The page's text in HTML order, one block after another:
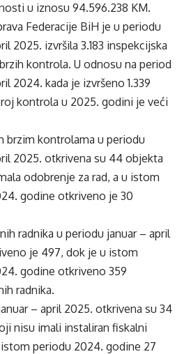
u iznosu 94.596.238 KM.
Federacije BiH je u periodu
2025. izvršila 3.183 inspekcijska
kontrola. U odnosu na period
2024. kada je izvršeno 1.339
kontrola u 2025. godini je veći
brzim kontrolama u periodu
2025. otkrivena su 44 objekta
odobrenje za rad, a u istom
godine otkriveno je 30
radnika u periodu januar – april
je 497, dok je u istom
godine otkriveno 359
radnika.
– april 2025. otkrivena su 34
nisu imali instaliran fiskalni
istom periodu 2024. godine 27